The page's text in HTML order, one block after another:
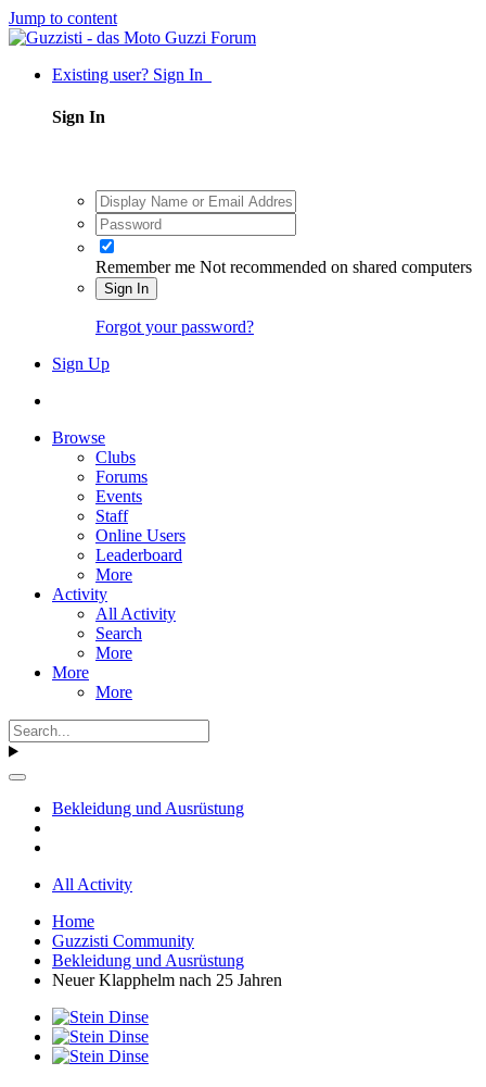
Jump to content
Existing user? Sign In
Sign In
Remember me Not recommended on shared computers
Sign In
Forgot your password?
Sign Up
Browse
Clubs
Forums
Events
Staff
Online Users
Leaderboard
More
Activity
All Activity
Search
More
More
More
Bekleidung und Ausrüstung
All Activity
Home
Guzzisti Community
Bekleidung und Ausrüstung
Neuer Klapphelm nach 25 Jahren